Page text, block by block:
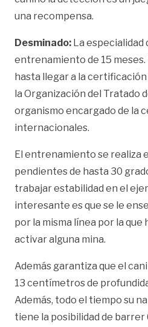
una recompensa.
Desminado: La especialidad
entrenamiento de 15
hasta llegar a la
la Organización del Tratado
organismo encargado de la
internacionales.
El entrenamiento se realiza
pendientes de hasta 30
trabajar estabilidad en el
interesante es que se le
por la misma línea por la
activar alguna mina.
Además garantiza que el
13 centímetros de
Además, todo el tiempo su
tiene la posibilidad de